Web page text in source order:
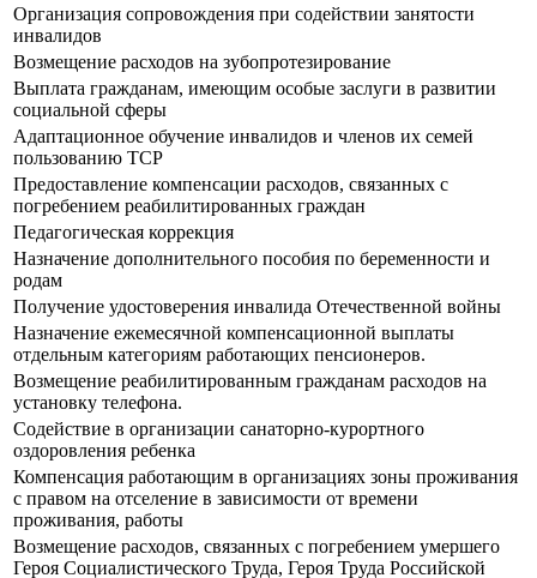
Организация сопровождения при содействии занятости
инвалидов
Возмещение расходов на зубопротезирование
Выплата гражданам, имеющим особые заслуги в развитии
социальной сферы
Адаптационное обучение инвалидов и членов их семей
пользованию ТСР
Предоставление компенсации расходов, связанных с
погребением реабилитированных граждан
Педагогическая коррекция
Назначение дополнительного пособия по беременности и
родам
Получение удостоверения инвалида Отечественной войны
Назначение ежемесячной компенсационной выплаты
отдельным категориям работающих пенсионеров.
Возмещение реабилитированным гражданам расходов на
установку телефона.
Содействие в организации санаторно-курортного
оздоровления ребенка
Компенсация работающим в организациях зоны проживания
с правом на отселение в зависимости от времени
проживания, работы
Возмещение расходов, связанных с погребением умершего
Героя Социалистического Труда, Героя Труда Российской